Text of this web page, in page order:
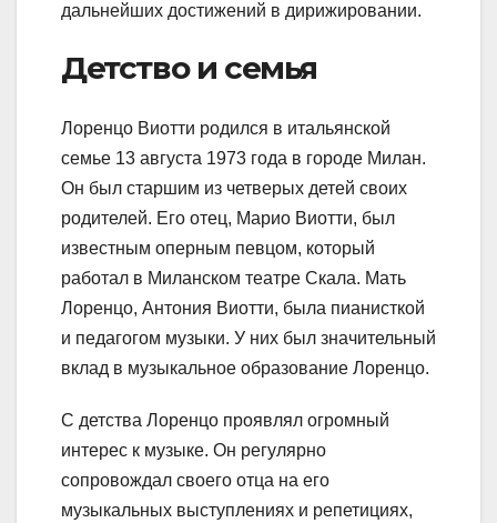
дальнейших достижений в дирижировании.
Детство и семья
Лоренцо Виотти родился в итальянской
семье 13 августа 1973 года в городе Милан.
Он был старшим из четверых детей своих
родителей. Его отец, Марио Виотти, был
известным оперным певцом, который
работал в Миланском театре Скала. Мать
Лоренцо, Антония Виотти, была пианисткой
и педагогом музыки. У них был значительный
вклад в музыкальное образование Лоренцо.
С детства Лоренцо проявлял огромный
интерес к музыке. Он регулярно
сопровождал своего отца на его
музыкальных выступлениях и репетициях,